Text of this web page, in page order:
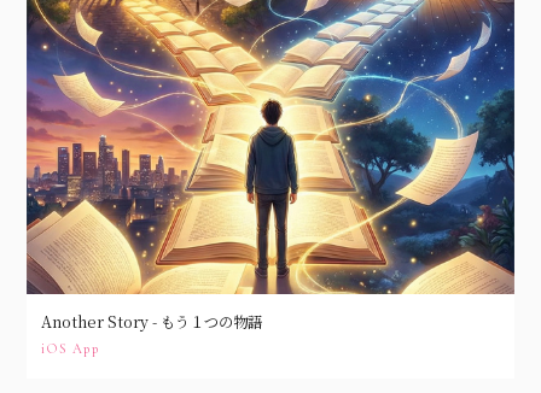
Another Story - もう１つの物語
iOS App